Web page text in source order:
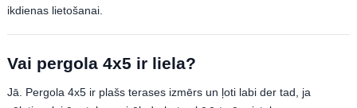
ikdienas lietošanai.
Vai pergola 4x5 ir liela?
Jā. Pergola 4x5 ir plašs terases izmērs un ļoti labi der tad, ja